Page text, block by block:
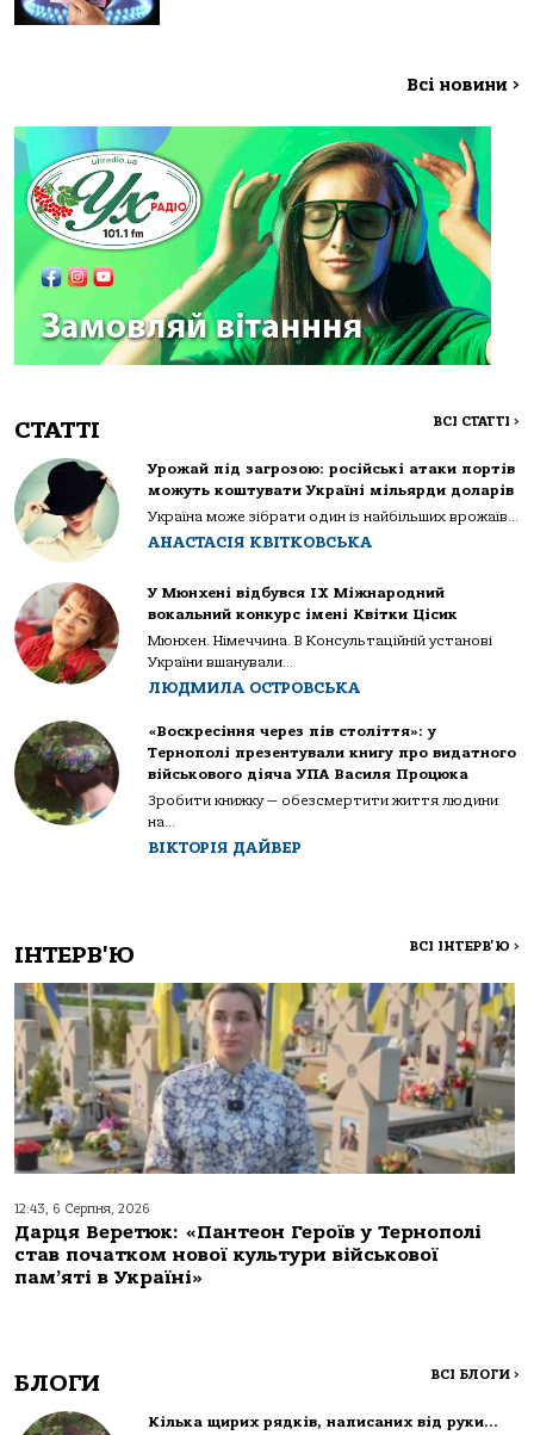
Всі новини >
СТАТТІ ВСІ СТАТТІ >
Урожай під загрозою: російські атаки портів
можуть коштувати Україні мільярди доларів
Україна може зібрати один із найбільших врожаїв...
АНАСТАСІЯ КВІТКОВСЬКА
У Мюнхені відбувся IX Міжнародний
вокальний конкурс імені Квітки Цісик
Мюнхен. Німеччина. В Консультаційній установі
України вшанували...
ЛЮДМИЛА ОСТРОВСЬКА
«Воскресіння через пів століття»: у
Тернополі презентували книгу про видатного
військового діяча УПА Василя Процюка
Зробити книжку — обезсмертити життя людини
на...
ВІКТОРІЯ ДАЙВЕР
ІНТЕРВ'Ю ВСІ ІНТЕРВ'Ю >
12:43, 6 Серпня, 2026
Дарця Веретюк: «Пантеон Героїв у Тернополі
став початком нової культури військової
пам’яті в Україні»
БЛОГИ ВСІ БЛОГИ >
Кілька щирих рядків, написаних від руки…